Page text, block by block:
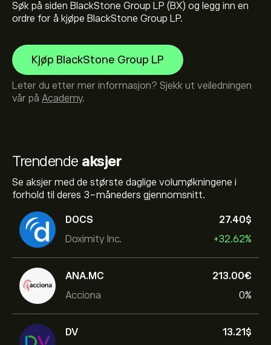
Trendende aksjer
Se aksjer med de største daglige volumøkningene i
forhold til deres 3-måneders gjennomsnitt.
DOCS
Doximity Inc.
27.40‎$‎
+32.62%
ANA.MC
Acciona
213.00‎€‎
0%
DV
13.21‎$‎
Søk på siden BlackStone Group LP (BX) og legg inn en
ordre for å kjøpe BlackStone Group LP.
Kjøp BlackStone Group LP
Leter du etter mer informasjon? Sjekk ut veiledningen
vår på Academy.